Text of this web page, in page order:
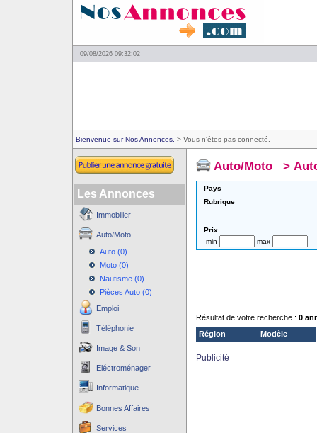
09/08/2026 09:32:02
Bienvenue sur Nos Annonces. > Vous n'êtes pas connecté.
Les Annonces
Immobilier
Auto/Moto
Auto (0)
Moto (0)
Nautisme (0)
Pièces Auto (0)
Emploi
Téléphonie
Image & Son
Eléctroménager
Informatique
Bonnes Affaires
Services
Auto/Moto >
Pays
Rubrique
Prix
min
max
Résultat de votre recherche : 0
Région
Modèle
Publicité